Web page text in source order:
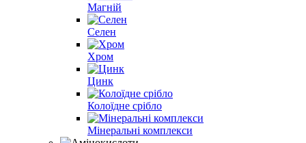
Магній
Селен
Хром
Цинк
Колоїдне срібло
Мінеральні комплекси